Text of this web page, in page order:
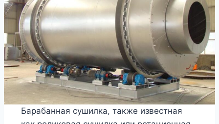
Барабанная сушилка, также известная